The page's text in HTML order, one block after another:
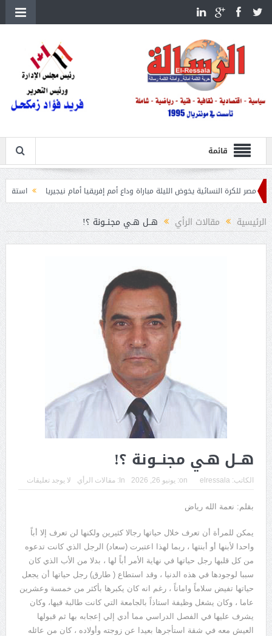
قائمة
يخوض الليلة مباراة وداع أمم إفريقيا أمام نيجيريا استقبال جماهيرى
الرئيسية مقالات الرأي هــل هـي مجنــونة ؟!
هــل هـي مجنــونة ؟!
الكاتب: elressala
on: يونيو 26, 2026 In: مقالات الرأي لا يوجد تعليقات
بقلم: نعمة الله رياض
يمكن للمرأة أن تعرف خلال حياتها رجالا كثيرين ولكنها لن تعرف إلا أباً
واحدا لأبنها أو أبنتها ، ربما لهذا اعتبرت (سعاد) الرجل الذي كانت تدعوه
من كل قلبها رجل حياتها في نهاية الأمر أباً لها ، بدلا من الأب الذي كان
سببا لوجودها في هذه الدنيا ، وقد استطاع ( طارق) رجل حياتها أن يجعل
حياتها تفيض سلاماً واماناً ، رغم انه كان يكبرها بأكثر من خمسة وعشرين
عاما ، وكان يشغل وظيفة استاذاً بالجامعة التي كانت طالبة فيها، وكان
يشرف عليها في الفصل الدراسي مما أدي إلي إعجابه بها ثم قبولها
العيش معه في شقة استأجرها بعيدا عن زوجته وأولاده ، كان من عائله